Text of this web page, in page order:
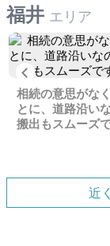
福井 エリア
Previous
相続の意思がな
とに、道路沿い
搬出もスムーズ
近